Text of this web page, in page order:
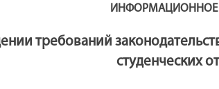
требований
студенческих